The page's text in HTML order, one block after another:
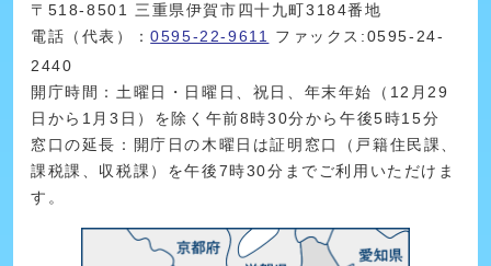
〒518-8501 三重県伊賀市四十九町3184番地
電話（代表）：0595-22-9611
ファックス:0595-24-
2440
開庁時間：土曜日・日曜日、祝日、年末年始（12月29
日から1月3日）を除く午前8時30分から午後5時15分
窓口の延長：開庁日の木曜日は証明窓口（戸籍住民課、
課税課、収税課）を午後7時30分までご利用いただけま
す。